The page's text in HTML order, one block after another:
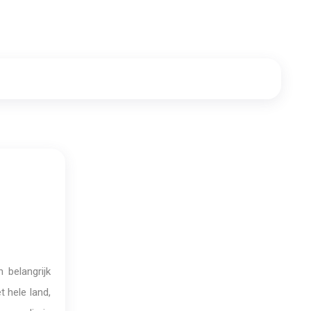
belangrijk
hele land,